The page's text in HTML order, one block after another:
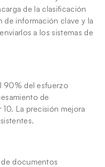
de la clasificación
de información clave y la
a los sistemas de
90% del esfuerzo
de
La precisión mejora
documentos